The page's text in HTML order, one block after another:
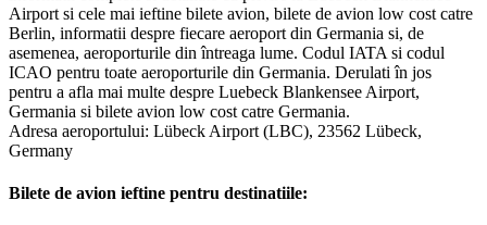
Airport si cele mai ieftine bilete avion, bilete de avion low cost catre
Berlin, informatii despre fiecare aeroport din Germania si, de
asemenea, aeroporturile din întreaga lume. Codul IATA si codul
ICAO pentru toate aeroporturile din Germania. Derulati în jos
pentru a afla mai multe despre Luebeck Blankensee Airport,
Germania si bilete avion low cost catre Germania.
Adresa aeroportului: Lübeck Airport (LBC), 23562 Lübeck,
Germany
Bilete de avion ieftine pentru destinatiile: